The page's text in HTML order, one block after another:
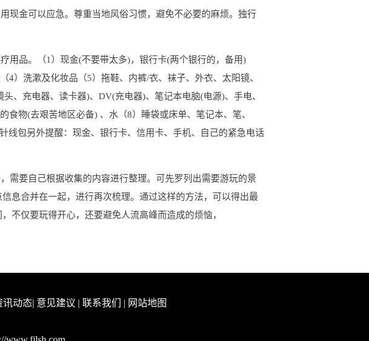
现金可以应急。尊重当地风俗习惯，避免不必要的麻烦。独行
用品。（1）现金(不要带太多)，银行卡(两个银行的，备用)
4）洗漱及化妆品（5）拖鞋、内裤/衣、袜子、外衣、太阳镜、
、充电器、读卡器)、DV(充电器)、笔记本电脑(电源)、手电、
物(去艰苦地区必备) 、水（8）睡袋或床单、笔记本、笔、
线包另外提醒：现金、银行卡、信用卡、手机、自己的紧急电话
需要自己根据收集的内容进行整理。可先罗列出需要游玩的景
息合并在一起，进行再次梳理。通过这样的方法，可以得出最
不仅要玩得开心，还要避免人流高峰而造成的烦恼，
讯动态| 意见建议 | 联系我们 | 网站地图